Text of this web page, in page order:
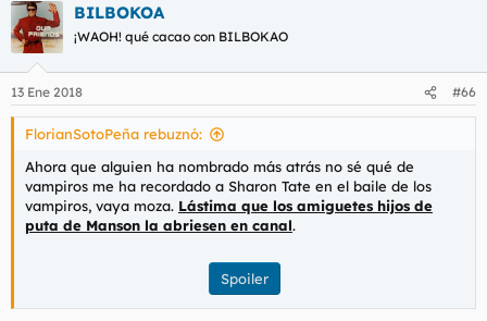
BILBOKOA
¡WAOH! qué cacao con BILBOKAO
13 Ene 2018 #66
FlorianSotoPeña rebuznó:
Ahora que alguien ha nombrado más atrás no sé qué de
vampiros me ha recordado a Sharon Tate en el baile de los
vampiros, vaya moza. Lástima que los amiguetes hijos de
puta de Manson la abriesen en canal.
Spoiler